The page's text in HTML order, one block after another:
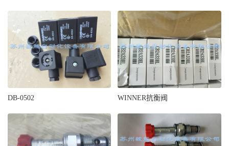
DB-0502 WINNER抗衡阀